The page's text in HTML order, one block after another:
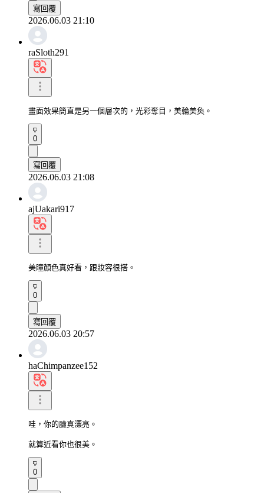
寫回覆
2026.06.03 21:10
raSloth291
畫面效果簡直是另一個層次的，光彩奪目，美輪美奐。
0
寫回覆
2026.06.03 21:08
ajUakari917
美瞳顏色真好看，跟妝容很搭。
0
寫回覆
2026.06.03 20:57
haChimpanzee152
哇，你的臉真漂亮。
就算近看你也很美。
0